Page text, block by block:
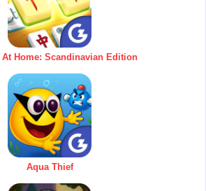
Home: Scandinavian Edition
Aqua Thief